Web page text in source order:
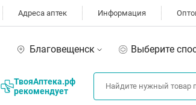
Адреса аптек Информация
Благовещенск Выберите
ТвояАптека.рф
рекомендует